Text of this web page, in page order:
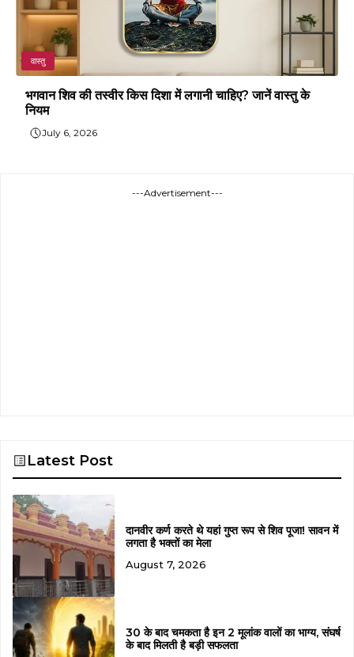
वास्तु
भगवान शिव की तस्वीर किस दिशा में लगानी चाहिए? जानें वास्तु के
नियम
July 6, 2026
---Advertisement---
Latest Post
दानवीर कर्ण करते थे यहां गुप्त रूप से शिव पूजा! सावन में
लगता है भक्तों का मेला
August 7, 2026
30 के बाद चमकता है इन 2 मूलांक वालों का भाग्य, संघर्ष
के बाद मिलती है बड़ी सफलता